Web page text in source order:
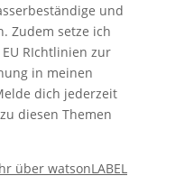
und
Zudem setze ich
RIchtlinien zur
in meinen
dich jederzeit
diesen Themen
über watsonLABEL